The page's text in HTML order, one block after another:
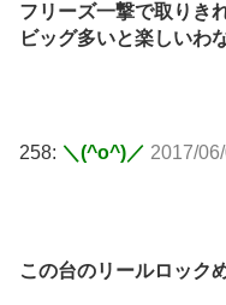
フリーズ一撃で取りき
ビッグ多いと楽しいわ
258: ＼(^o^)／ 2017/
この台のリールロック